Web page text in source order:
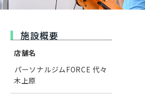
施設概要
店舗名
パーソナルジムFORCE 代々
木上原